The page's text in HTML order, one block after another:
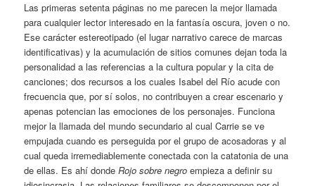
Las primeras setenta páginas no me parecen la mejor llamada
para cualquier lector interesado en la fantasía oscura, joven o no.
Ese carácter estereotipado (el lugar narrativo carece de marcas
identificativas) y la acumulación de sitios comunes dejan toda la
personalidad a las referencias a la cultura popular y la cita de
canciones; dos recursos a los cuales Isabel del Río acude con
frecuencia que, por sí solos, no contribuyen a crear escenario y
apenas potencian las emociones de los personajes. Funciona
mejor la llamada del mundo secundario al cual Carrie se ve
empujada cuando es perseguida por el grupo de acosadoras y al
cual queda irremediablemente conectada con la catatonia de una
de ellas. Es ahí dondeRojo sobre negro empieza a definir su